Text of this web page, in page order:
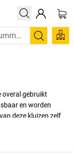
Zoeken
overal gebruikt
en worden
deze kluizen zelf
op te bergen